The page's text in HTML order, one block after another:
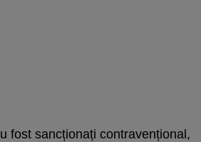
fost sancționați contravențional,